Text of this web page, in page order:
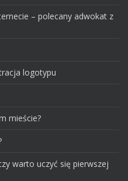
– polecany adwokat z
logotypu
mieście?
warto uczyć się pierwszej